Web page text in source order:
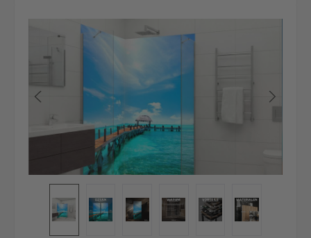
Bildergalerie überspringen